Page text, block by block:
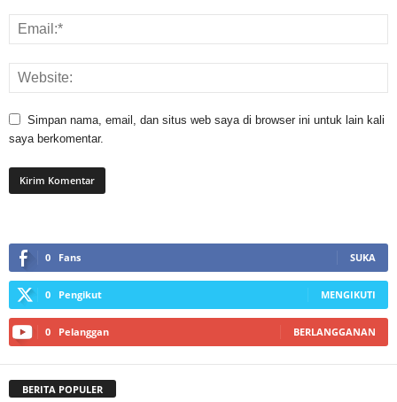
Simpan nama, email, dan situs web saya di browser ini untuk lain kali
saya berkomentar.
0 Fans SUKA
0 Pengikut MENGIKUTI
0 Pelanggan BERLANGGANAN
BERITA POPULER